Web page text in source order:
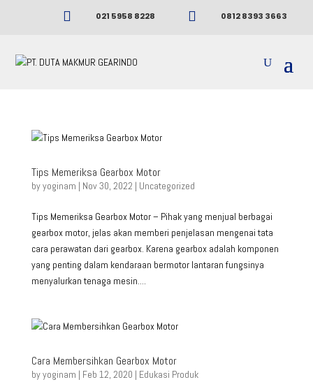
 021 5958 8228  0812 8393 3663
Tips Memeriksa Gearbox Motor
byyoginam | Nov 30, 2022 | Uncategorized
Tips Memeriksa Gearbox Motor – Pihak yang menjual berbagai
gearbox motor, jelas akan memberi penjelasan mengenai tata
cara perawatan dari gearbox. Karena gearbox adalah komponen
yang penting dalam kendaraan bermotor lantaran fungsinya
menyalurkan tenaga mesin....
Cara Membersihkan Gearbox Motor
byyoginam | Feb 12, 2020 | Edukasi Produk